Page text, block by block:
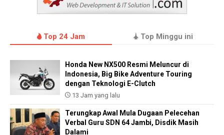
Top 24 Jam Top Minggu ini
Honda New NX500 Resmi Meluncur di
Indonesia, Big Bike Adventure Touring
dengan Teknologi E-Clutch
13 Jam yang lalu
Terungkap Awal Mula Dugaan Pelecehan
Verbal Guru SDN 64 Jambi, Disdik Masih
Dalami